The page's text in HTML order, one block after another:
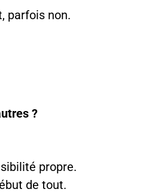
parfois non.
?
propre.
de tout.